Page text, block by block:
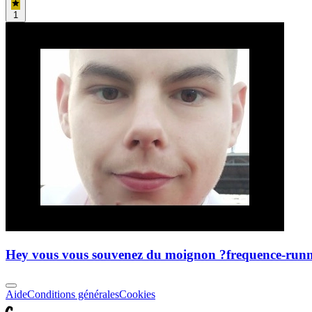
1
Hey vous vous souvenez du moignon ?frequence-
AideConditions généralesCookies